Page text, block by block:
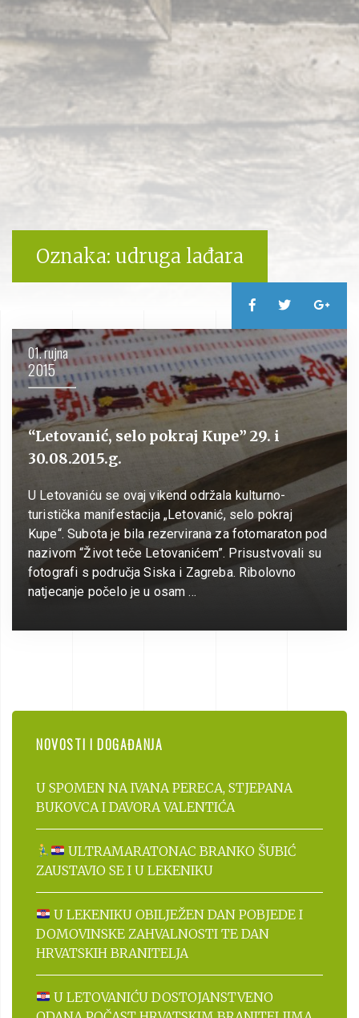
Oznaka: udruga lađara
01. rujna
2015
“Letovanić, selo pokraj Kupe” 29. i
30.08.2015.g.
U Letovaniću se ovaj vikend održala kulturno-
turistička manifestacija „Letovanić, selo pokraj
Kupe“. Subota je bila rezervirana za fotomaraton pod
nazivom “Život teče Letovanićem”. Prisustvovali su
fotografi s područja Siska i Zagreba. Ribolovno
natjecanje počelo je u osam …
NOVOSTI I DOGAĐANJA
U SPOMEN NA IVANA PERECA, STJEPANA
BUKOVCA I DAVORA VALENTIĆA
ULTRAMARATONAC BRANKO ŠUBIĆ
ZAUSTAVIO SE I U LEKENIKU
U LEKENIKU OBILJEŽEN DAN POBJEDE I
DOMOVINSKE ZAHVALNOSTI TE DAN
HRVATSKIH BRANITELJA
U LETOVANIĆU DOSTOJANSTVENO